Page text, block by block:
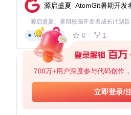
700万+用户深度参与代码创作
立即登录/
如果你对修复效果有更高的要求，可
现。例如，你可以设置修复强度、选
细的参数说明可以参考项目中的官方
应用拓展：AI视频修复技术的
AI视频修复技术不仅能够满足家庭用
还在多个领域具有广泛的应用前景。
在家庭用户方面，它可以修复手机拍
环境下的拍摄效果，让老式DV拍摄
于内容创作者来说，AI视频修复技术
源启盛夏_AtomGit暑期开发
Markdown
0 1
py-xiaozhi
Python
0 1